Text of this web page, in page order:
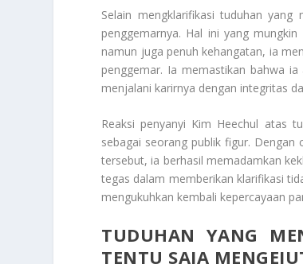
Selain mengklarifikasi tuduhan
penggemarnya. Hal ini yang
namun juga penuh kehangatan, ia
penggemar. Ia memastikan bahwa
menjalani karirnya dengan integritas
Reaksi penyanyi Kim Heechul atas
sebagai seorang publik figur.
tersebut, ia berhasil memadamkan
tegas dalam memberikan klarifikasi
mengukuhkan kembali kepercayaan
TUDUHAN YANG
TENTU SAJA